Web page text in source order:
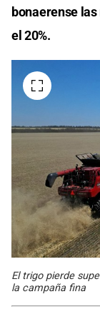
bonaerense
el 20%.
El trigo pierde
la campaña fina